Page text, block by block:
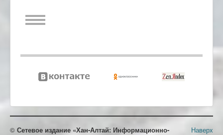
Наверх
© Сетевое издание «Хан-Алтай: Информационно-